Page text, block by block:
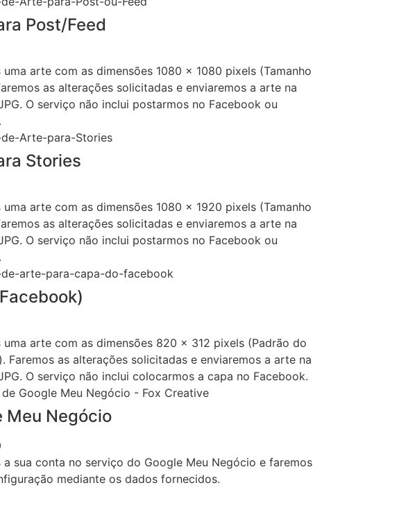
Post/Feed
uma arte com as dimensões 1080 x 1080 pixels (Tamanho
as alterações solicitadas e enviaremos a arte na
O serviço não inclui postarmos no Facebook ou
Stories
uma arte com as dimensões 1080 x 1920 pixels (Tamanho
as alterações solicitadas e enviaremos a arte na
O serviço não inclui postarmos no Facebook ou
uma arte com as dimensões 820 x 312 pixels (Padrão do
Faremos as alterações solicitadas e enviaremos a arte na
O serviço não inclui colocarmos a capa no Facebook.
Meu Negócio
a sua conta no serviço do Google Meu Negócio e faremos
mediante os dados fornecidos.